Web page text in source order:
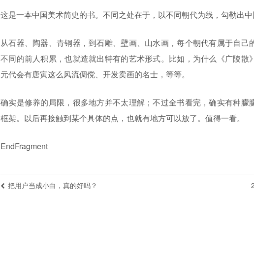
这是一本中国美术简史的书。不同之处在于，以不同朝代为线，勾勒出中
从石器、陶器、青铜器，到石雕、壁画、山水画，每个朝代有属于自己
不同的前人积累，也就造就出特有的艺术形式。比如，为什么《广陵散
元代会有唐寅这么风流倜傥、开发卖画的名士，等等。
确实是修养的局限，很多地方并不太理解；不过全书看完，确实有种朦
框架。以后再接触到某个具体的点，也就有地方可以放了。值得一看。
EndFragment
把用户当成小白，真的好吗？